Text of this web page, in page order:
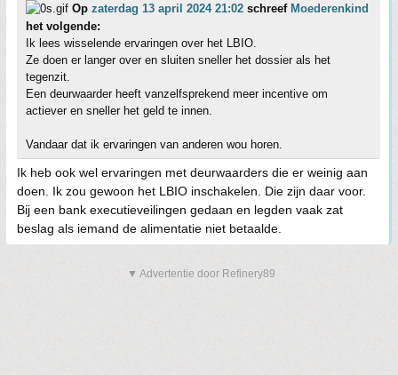
Op zaterdag 13 april 2024 21:02 schreef Moederenkind
het volgende:
Ik lees wisselende ervaringen over het LBIO.
Ze doen er langer over en sluiten sneller het dossier als het
tegenzit.
Een deurwaarder heeft vanzelfsprekend meer incentive om
actiever en sneller het geld te innen.
Vandaar dat ik ervaringen van anderen wou horen.
Ik heb ook wel ervaringen met deurwaarders die er weinig aan
doen. Ik zou gewoon het LBIO inschakelen. Die zijn daar voor.
Bij een bank executieveilingen gedaan en legden vaak zat
beslag als iemand de alimentatie niet betaalde.
▼ Advertentie door Refinery89